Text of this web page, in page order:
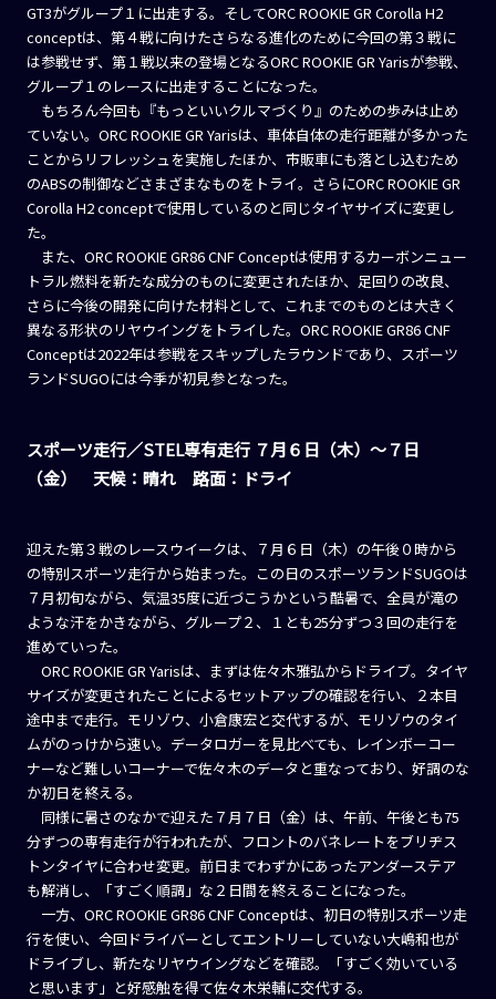
GT3がグループ１に出走する。そしてORC ROOKIE GR Corolla H2
conceptは、第４戦に向けたさらなる進化のために今回の第３戦に
は参戦せず、第１戦以来の登場となるORC ROOKIE GR Yarisが参戦、
グループ１のレースに出走することになった。
もちろん今回も『もっといいクルマづくり』のための歩みは止め
ていない。ORC ROOKIE GR Yarisは、車体自体の走行距離が多かった
ことからリフレッシュを実施したほか、市販車にも落とし込むため
のABSの制御などさまざまなものをトライ。さらにORC ROOKIE GR
Corolla H2 conceptで使用しているのと同じタイヤサイズに変更し
た。
また、ORC ROOKIE GR86 CNF Conceptは使用するカーボンニュー
トラル燃料を新たな成分のものに変更されたほか、足回りの改良、
さらに今後の開発に向けた材料として、これまでのものとは大きく
異なる形状のリヤウイングをトライした。ORC ROOKIE GR86 CNF
Conceptは2022年は参戦をスキップしたラウンドであり、スポーツ
ランドSUGOには今季が初見参となった。
スポーツ走行／STEL専有走行 ７月６日（木）〜７日
（金） 天候：晴れ 路面：ドライ
迎えた第３戦のレースウイークは、７月６日（木）の午後０時から
の特別スポーツ走行から始まった。この日のスポーツランドSUGOは
７月初旬ながら、気温35度に近づこうかという酷暑で、全員が滝の
ような汗をかきながら、グループ２、１とも25分ずつ３回の走行を
進めていった。
ORC ROOKIE GR Yarisは、まずは佐々木雅弘からドライブ。タイヤ
サイズが変更されたことによるセットアップの確認を行い、２本目
途中まで走行。モリゾウ、小倉康宏と交代するが、モリゾウのタイ
ムがのっけから速い。データロガーを見比べても、レインボーコー
ナーなど難しいコーナーで佐々木のデータと重なっており、好調のな
か初日を終える。
同様に暑さのなかで迎えた７月７日（金）は、午前、午後とも75
分ずつの専有走行が行われたが、フロントのバネレートをブリヂス
トンタイヤに合わせ変更。前日までわずかにあったアンダーステア
も解消し、「すごく順調」な２日間を終えることになった。
一方、ORC ROOKIE GR86 CNF Conceptは、初日の特別スポーツ走
行を使い、今回ドライバーとしてエントリーしていない大嶋和也が
ドライブし、新たなリヤウイングなどを確認。「すごく効いている
と思います」と好感触を得て佐々木栄輔に交代する。